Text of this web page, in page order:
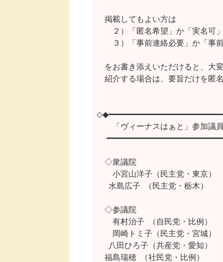
掲載してもよい方は
　２）「匿名希望」か「実名可
　３）「事前連絡必要」か「事
をお書き添えいただけると、大
紹介する場合は、要旨だけを匿
「ヴィーナスはぁと」参加議
◇衆議院
小宮山洋子（民主党・東京）　
水島広子  （民主党・栃木）
◇参議院
有村治子  （自民党・比例）　
岡崎トミ子（民主党・宮城）　
八田ひろ子（共産党・愛知）　
福島瑞穂  （社民党・比例）　